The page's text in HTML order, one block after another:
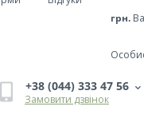
грн.
+38 (044) 333 47 56
Замовити дзвінок